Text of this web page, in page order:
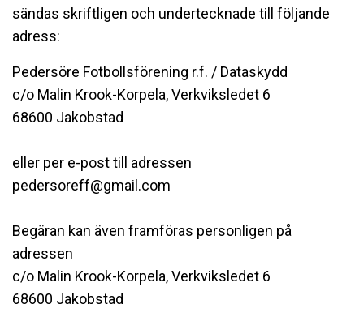
sändas skriftligen och undertecknade till följande
adress:
Pedersöre Fotbollsförening r.f. / Dataskydd
c/o Malin Krook-Korpela, Verkviksledet 6
68600 Jakobstad
eller per e-post till adressen
pedersoreff@gmail.com
Begäran kan även framföras personligen på
adressen
c/o Malin Krook-Korpela, Verkviksledet 6
68600 Jakobstad